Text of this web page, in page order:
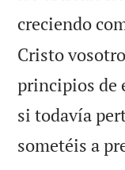
creciendo
Cristo
principios de
si todavía
sometéis a